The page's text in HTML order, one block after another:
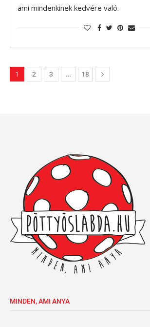
ami mindenkinek kedvére való.
1 2 3 … 18
MINDEN, AMI ANYA